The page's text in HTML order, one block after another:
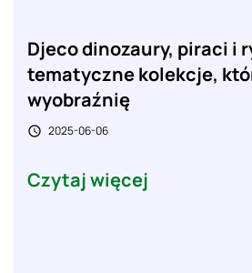
Djeco dinozaury, piraci i
tematyczne kolekcje,
wyobraźnię
 2025-06-06
Czytaj więcej